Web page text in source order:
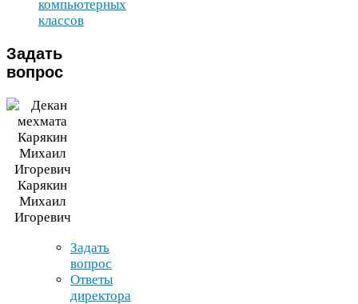
компьютерных
классов
Задать
вопрос
Карякин
Михаил
Игоревич
Задать
вопрос
Ответы
директора